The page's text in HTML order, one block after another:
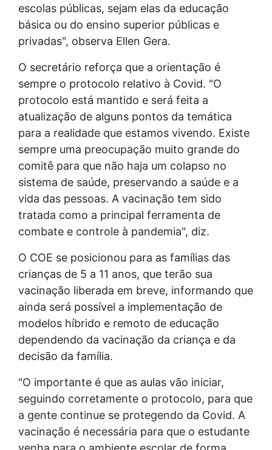
escolas públicas, sejam elas da educação
básica ou do ensino superior públicas e
privadas", observa Ellen Gera.
O secretário reforça que a orientação é
sempre o protocolo relativo à Covid. "O
protocolo está mantido e será feita a
atualização de alguns pontos da temática
para a realidade que estamos vivendo. Existe
sempre uma preocupação muito grande do
comitê para que não haja um colapso no
sistema de saúde, preservando a saúde e a
vida das pessoas. A vacinação tem sido
tratada como a principal ferramenta de
combate e controle à pandemia", diz.
O COE se posicionou para as famílias das
crianças de 5 a 11 anos, que terão sua
vacinação liberada em breve, informando que
ainda será possível a implementação de
modelos híbrido e remoto de educação
dependendo da vacinação da criança e da
decisão da família.
"O importante é que as aulas vão iniciar,
seguindo corretamente o protocolo, para que
a gente continue se protegendo da Covid. A
vacinação é necessária para que o estudante